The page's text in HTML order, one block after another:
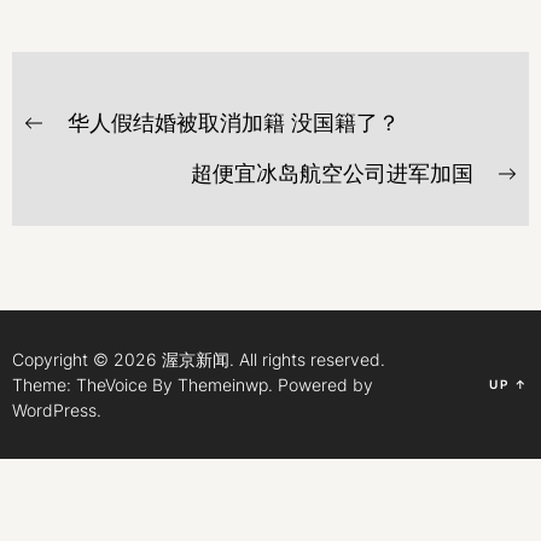
文
章Previous
华人假结婚被取消加籍 没国籍了？
超便宜冰岛航空公司进军加国
Copyright © 2026 渥京新闻. All rights reserved.
Theme: TheVoice By Themeinwp. Powered by
WordPress.
UP ↑